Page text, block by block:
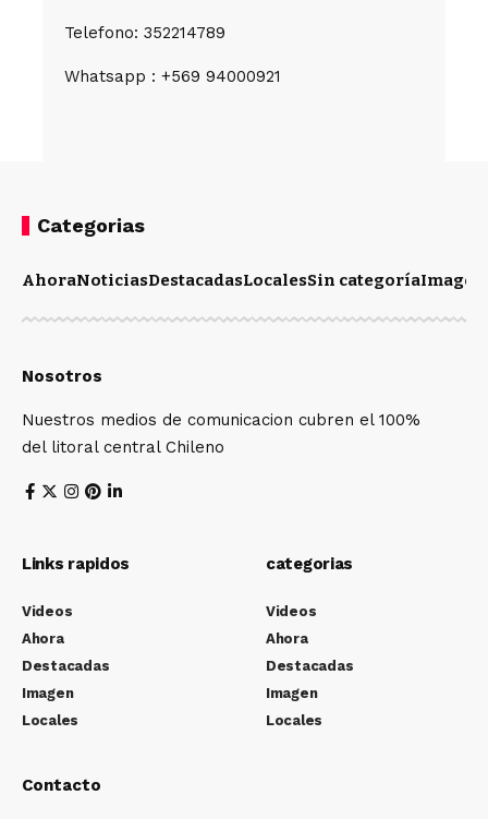
Telefono: 352214789
Whatsapp : +569 94000921
Categorias
AhoraNoticiasDestacadasLocalesSin categoríaImagen
Nosotros
Nuestros medios de comunicacion cubren el 100%
del litoral central Chileno
Links rapidos
Videos
Ahora
Destacadas
Imagen
Locales
categorias
Videos
Ahora
Destacadas
Imagen
Locales
Contacto